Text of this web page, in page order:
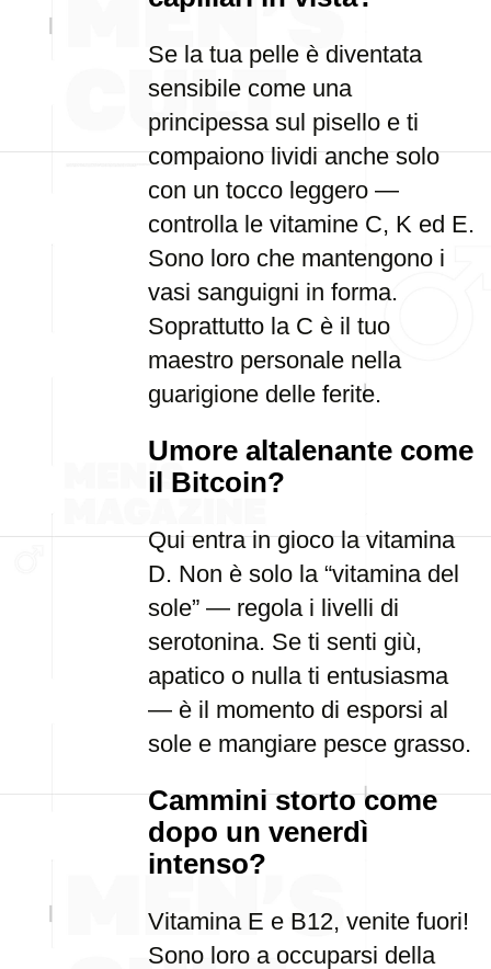
Se la tua pelle è diventata
sensibile come una
principessa sul pisello e ti
compaiono lividi anche solo
con un tocco leggero —
controlla le vitamine C, K ed E.
Sono loro che mantengono i
vasi sanguigni in forma.
Soprattutto la C è il tuo
maestro personale nella
guarigione delle ferite.
Umore altalenante come
il Bitcoin?
Qui entra in gioco la vitamina
D. Non è solo la “vitamina del
sole” — regola i livelli di
serotonina. Se ti senti giù,
apatico o nulla ti entusiasma
— è il momento di esporsi al
sole e mangiare pesce grasso.
Cammini storto come
dopo un venerdì
intenso?
Vitamina E e B12, venite fuori!
Sono loro a occuparsi della